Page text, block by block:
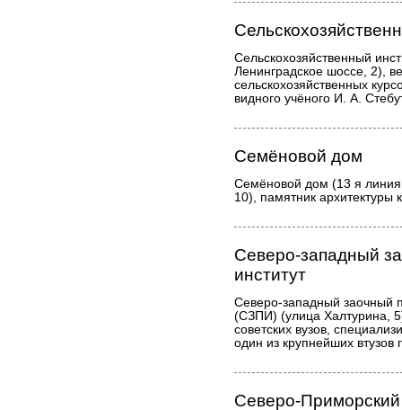
Сельскохозяйственный
Ленинградское шоссе, 2),
сельскохозяйственных
видного учёного И. А.
Семёновой дом
Семёновой дом (13 я линия
10), памятник архитектуры
Северо-западный
институт
Северо-западный заочный
(СЗПИ) (улица Халтурина,
советских вузов,
один из крупнейших втузов
Северо-Приморский